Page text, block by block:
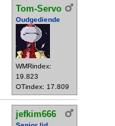
Tom-Servo
Oudgediende
WMRindex:
19.823
OTindex: 17.809
jefkim666